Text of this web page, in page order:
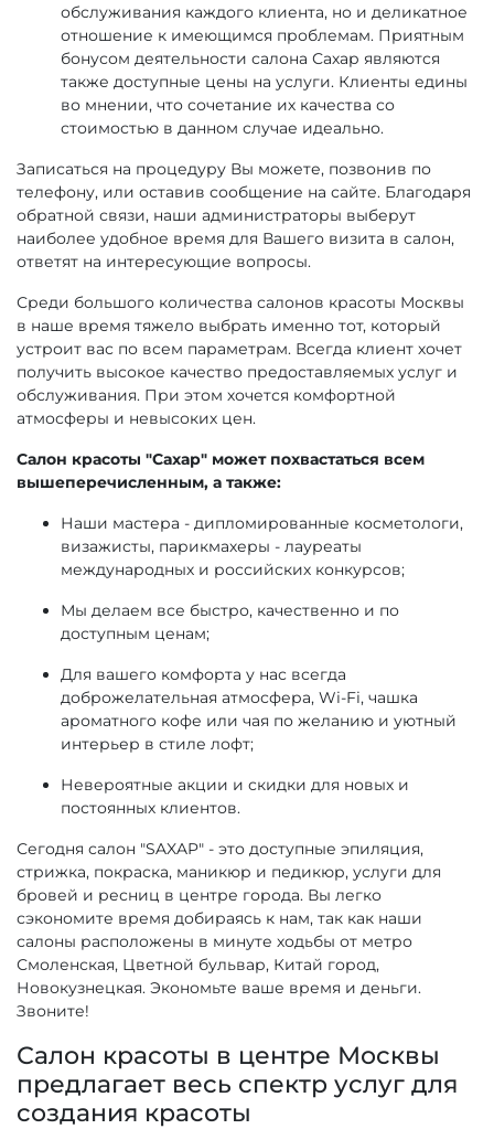
обслуживания каждого клиента, но и деликатное
отношение к имеющимся проблемам. Приятным
бонусом деятельности салона Сахар являются
также доступные цены на услуги. Клиенты едины
во мнении, что сочетание их качества со
стоимостью в данном случае идеально.
Записаться на процедуру Вы можете, позвонив по
телефону, или оставив сообщение на сайте. Благодаря
обратной связи, наши администраторы выберут
наиболее удобное время для Вашего визита в салон,
ответят на интересующие вопросы.
Среди большого количества салонов красоты Москвы
в наше время тяжело выбрать именно тот, который
устроит вас по всем параметрам. Всегда клиент хочет
получить высокое качество предоставляемых услуг и
обслуживания. При этом хочется комфортной
атмосферы и невысоких цен.
Салон красоты "Сахар" может похвастаться всем
вышеперечисленным, а также:
Наши мастера - дипломированные косметологи,
визажисты, парикмахеры - лауреаты
международных и российских конкурсов;
Мы делаем все быстро, качественно и по
доступным ценам;
Для вашего комфорта у нас всегда
доброжелательная атмосфера, Wi-Fi, чашка
ароматного кофе или чая по желанию и уютный
интерьер в стиле лофт;
Невероятные акции и скидки для новых и
постоянных клиентов.
Сегодня салон "SAXAP" - это доступные эпиляция,
стрижка, покраска, маникюр и педикюр, услуги для
бровей и ресниц в центре города. Вы легко
сэкономите время добираясь к нам, так как наши
салоны расположены в минуте ходьбы от метро
Смоленская, Цветной бульвар, Китай город,
Новокузнецкая. Экономьте ваше время и деньги.
Звоните!
Салон красоты в центре Москвы
предлагает весь спектр услуг для
создания красоты